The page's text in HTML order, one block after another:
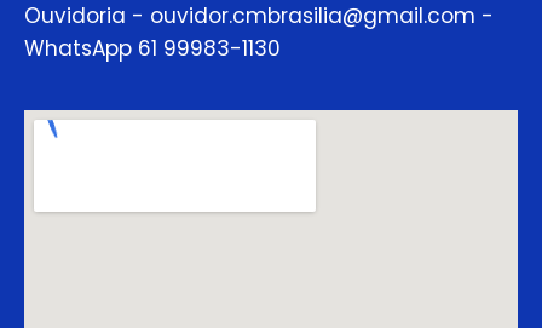
Ouvidoria - ouvidor.cmbrasilia@gmail.com -
WhatsApp 61 99983-1130